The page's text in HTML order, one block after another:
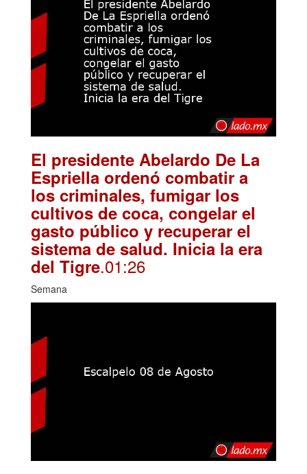
El presidente Abelardo De La
Espriella ordenó combatir a
los criminales, fumigar los
cultivos de coca, congelar el
gasto público y recuperar el
sistema de salud. Inicia la era
del Tigre.01:26
Semana